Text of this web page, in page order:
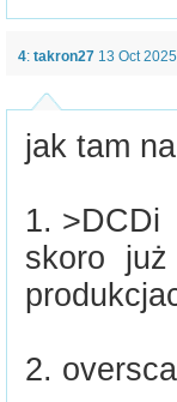
4: takron27 13 Oct
jak tam
1. >DCDi
skoro
2.